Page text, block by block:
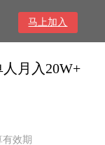
马上加入
月入20W+
有效期